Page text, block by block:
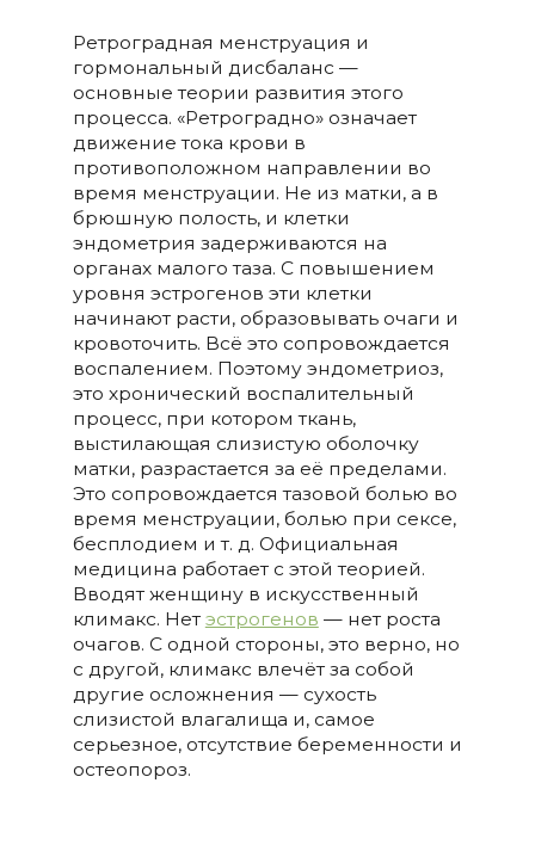
Ретроградная менструация и
гормональный дисбаланс —
основные теории развития этого
процесса. «Ретроградно» означает
движение тока крови в
противоположном направлении во
время менструации. Не из матки, а в
брюшную полость, и клетки
эндометрия задерживаются на
органах малого таза. С повышением
уровня эстрогенов эти клетки
начинают расти, образовывать очаги и
кровоточить. Всё это сопровождается
воспалением. Поэтому эндометриоз,
это хронический воспалительный
процесс, при котором ткань,
выстилающая слизистую оболочку
матки, разрастается за её пределами.
Это сопровождается тазовой болью во
время менструации, болью при сексе,
бесплодием и т. д. Официальная
медицина работает с этой теорией.
Вводят женщину в искусственный
климакс. Нет эстрогенов — нет роста
очагов. С одной стороны, это верно, но
с другой, климакс влечёт за собой
другие осложнения — сухость
слизистой влагалища и, самое
серьезное, отсутствие беременности и
остеопороз.